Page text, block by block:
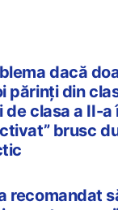
dacă
părinți din
de clasa a II-
brusc
recomandat